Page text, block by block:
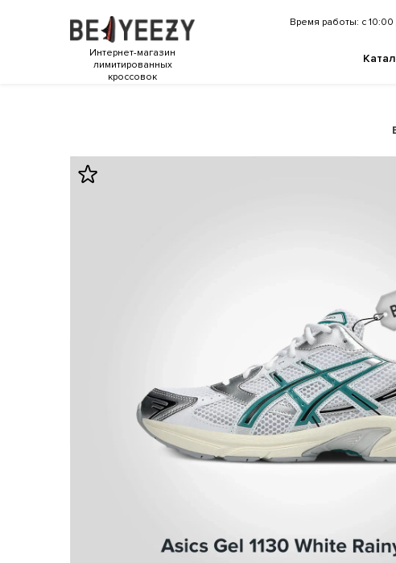
Интернет-магазин
лимитированных
кроссовок
Время работы: с